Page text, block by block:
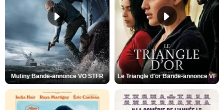
Mutiny Bande-annonce VO STFR Le Triangle d'or Bande-annonce VF